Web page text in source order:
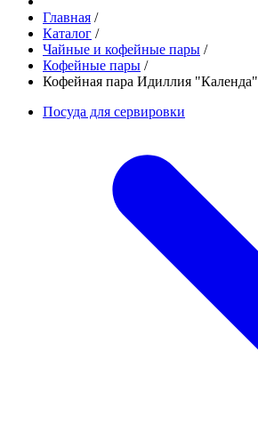
Главная /
Каталог /
Чайные и кофейные пары /
Кофейные пары /
Кофейная пара Идиллия "Календа"
Посуда для сервировки